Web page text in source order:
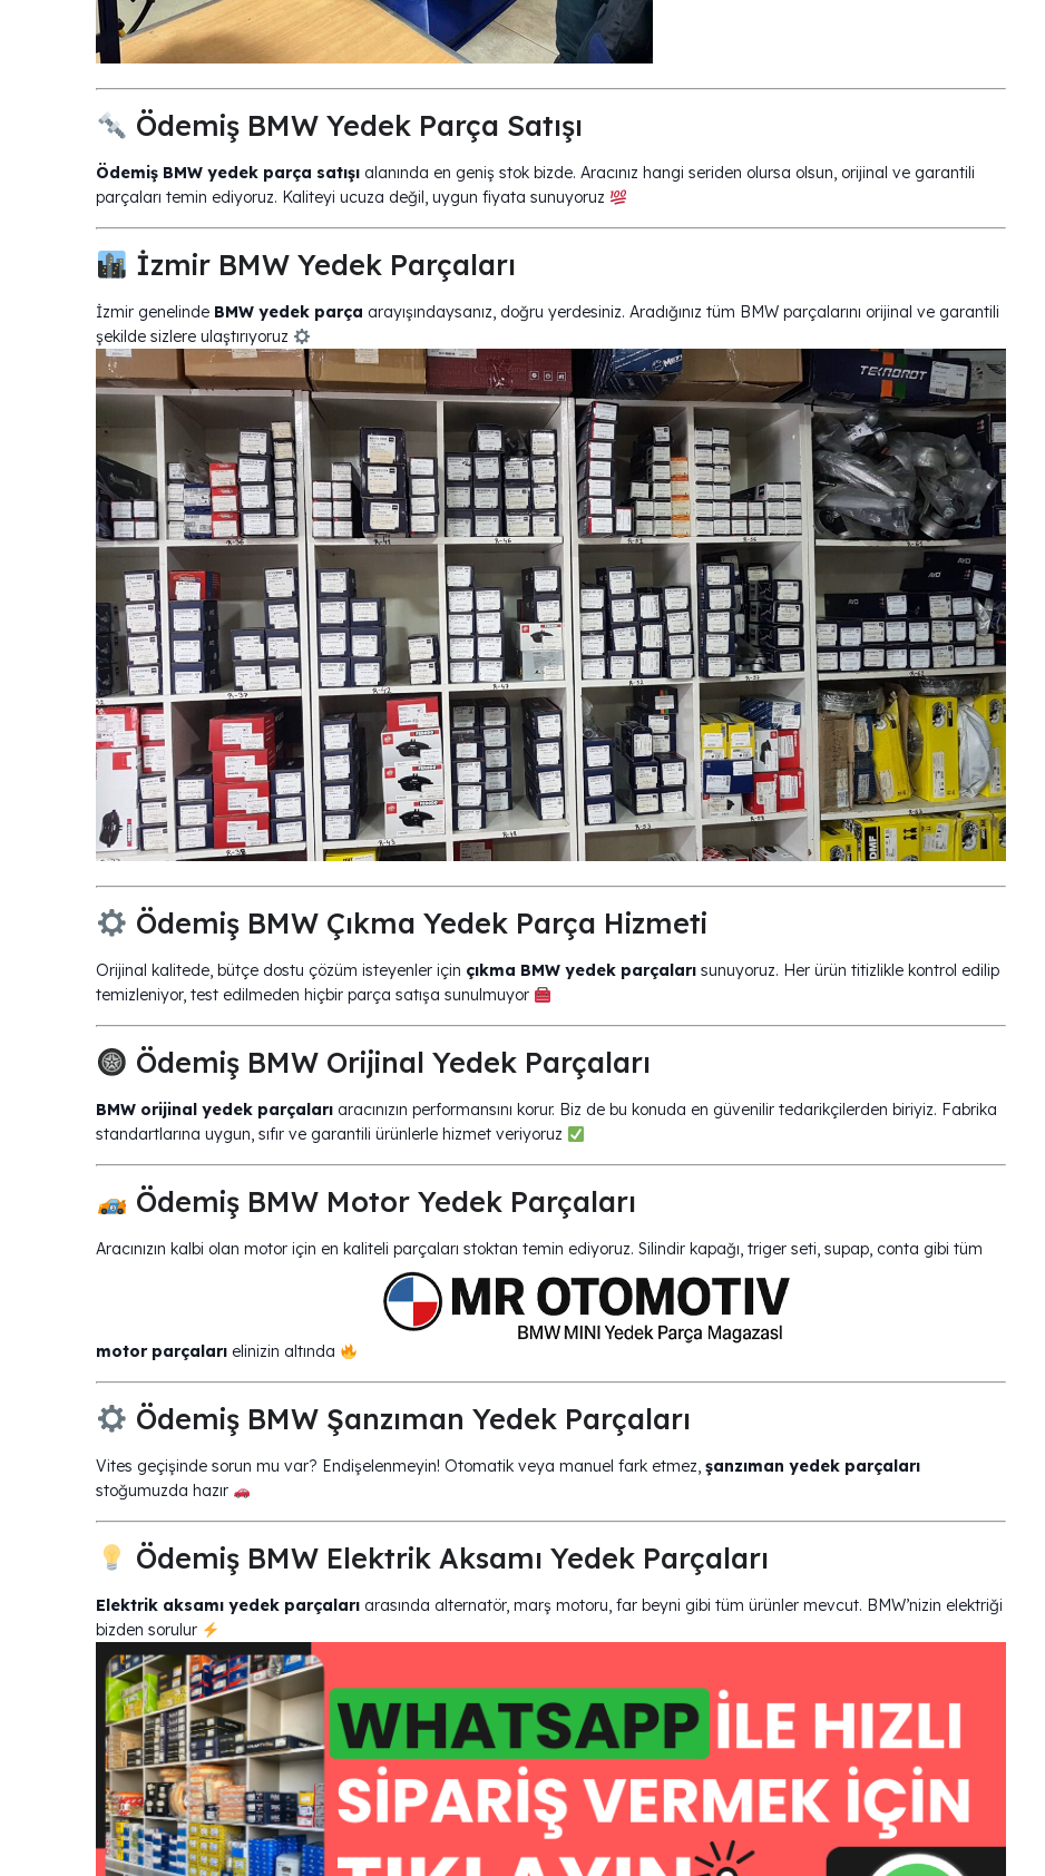
Ödemiş BMW Yedek Parça Satışı
Ödemiş BMW yedek parça satışı alanında en geniş stok bizde. Aracınız hangi seriden olursa olsun, orijinal ve garantili
parçaları temin ediyoruz. Kaliteyi ucuza değil, uygun fiyata sunuyoruz
İzmir BMW Yedek Parçaları
İzmir genelinde BMW yedek parça arayışındaysanız, doğru yerdesiniz. Aradığınız tüm BMW parçalarını orijinal ve garantili
şekilde sizlere ulaştırıyoruz
Ödemiş BMW Çıkma Yedek Parça Hizmeti
Orijinal kalitede, bütçe dostu çözüm isteyenler için çıkma BMW yedek parçaları sunuyoruz. Her ürün titizlikle kontrol edilip
temizleniyor, test edilmeden hiçbir parça satışa sunulmuyor
Ödemiş BMW Orijinal Yedek Parçaları
BMW orijinal yedek parçaları aracınızın performansını korur. Biz de bu konuda en güvenilir tedarikçilerden biriyiz. Fabrika
standartlarına uygun, sıfır ve garantili ürünlerle hizmet veriyoruz
Ödemiş BMW Motor Yedek Parçaları
Aracınızın kalbi olan motor için en kaliteli parçaları stoktan temin ediyoruz. Silindir kapağı, triger seti, supap, conta gibi tüm
motor parçaları elinizin altında
Ödemiş BMW Şanzıman Yedek Parçaları
Vites geçişinde sorun mu var? Endişelenmeyin! Otomatik veya manuel fark etmez, şanzıman yedek parçaları
stoğumuzda hazır
Ödemiş BMW Elektrik Aksamı Yedek Parçaları
Elektrik aksamı yedek parçaları arasında alternatör, marş motoru, far beyni gibi tüm ürünler mevcut. BMW’nizin elektriği
bizden sorulur